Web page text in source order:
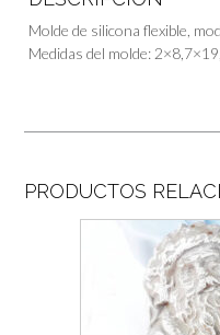
Molde de silicona flexible,
Medidas del molde:
PRODUCTOS